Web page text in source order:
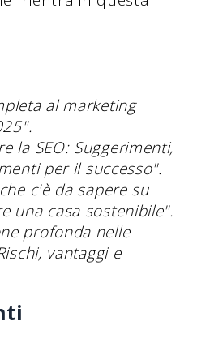
al marketing
la SEO: Suggerimenti,
per il successo".
c'è da sapere su
una casa sostenibile".
profonda nelle
vantaggi e